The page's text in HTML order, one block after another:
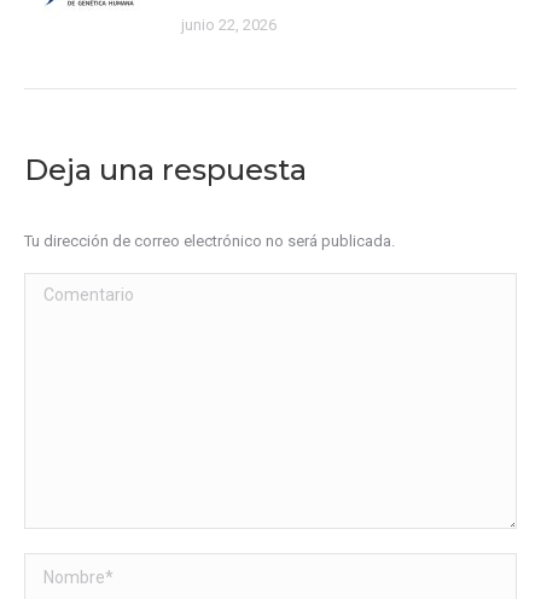
junio 22, 2026
Deja una respuesta
Tu dirección de correo electrónico no será publicada.
Comentario
Nombre *